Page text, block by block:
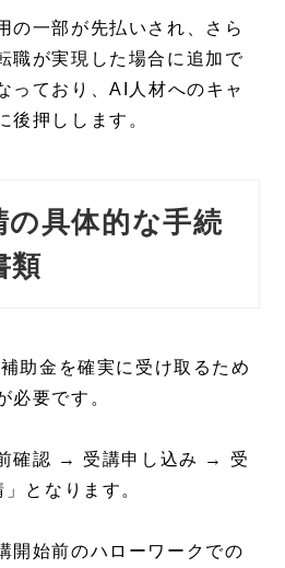
の一部が先払いされ、さら
職が実現した場合に追加で
っており、AI人材へのキャ
後押しします。
の具体的な手続
類
助金を確実に受け取るため
必要です。
確認 → 受講申し込み → 受
となります。
開始前のハローワークでの